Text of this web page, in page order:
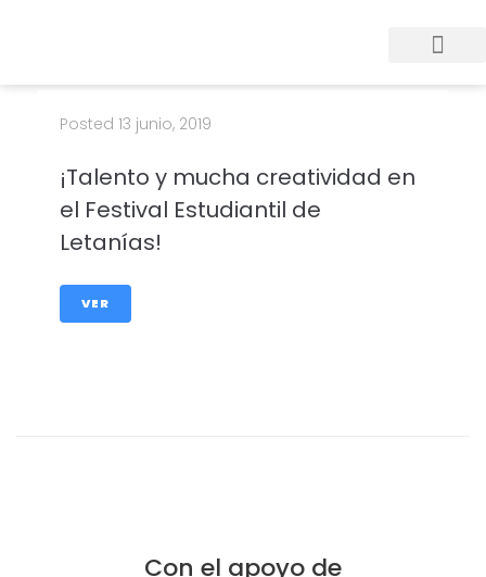
Posted 13 junio, 2019
¡Talento y mucha creatividad en
el Festival Estudiantil de
Letanías!
VER
Con el apoyo de